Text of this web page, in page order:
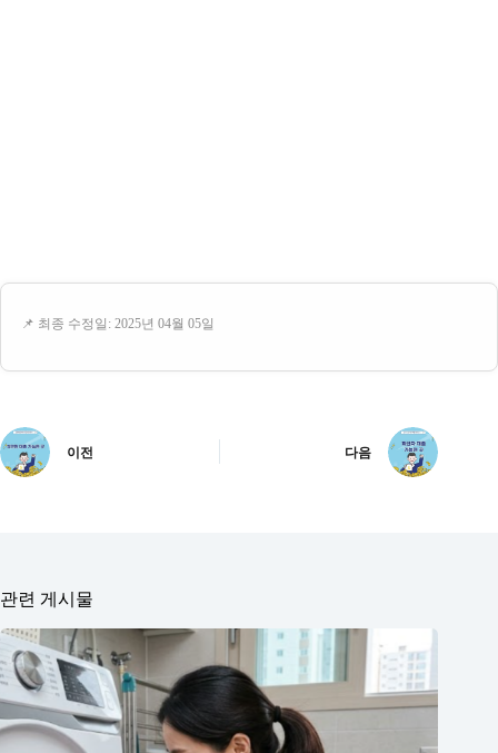
📌 최종 수정일: 2025년 04월 05일
이전 다음
관련 게시물